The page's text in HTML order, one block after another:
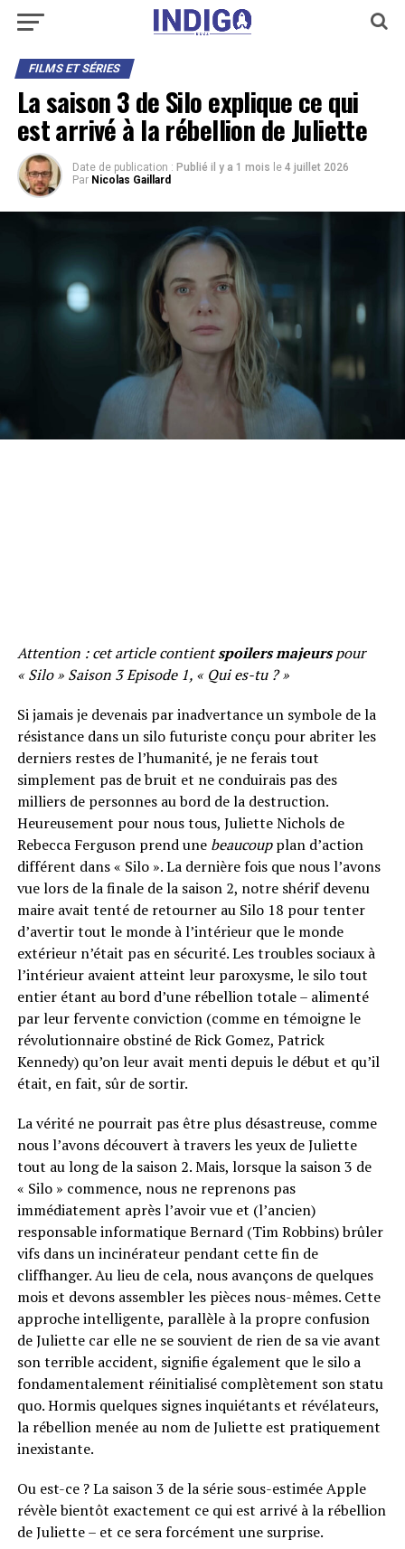
FILMS ET SÉRIES
La saison 3 de Silo explique ce qui
est arrivé à la rébellion de Juliette
Date de publication : Publié il y a 1 mois le 4 juillet 2026
Par Nicolas Gaillard
Attention : cet article contientspoilers majeurspour
« Silo » Saison 3 Episode 1, « Qui es-tu ? »
Si jamais je devenais par inadvertance un symbole de la
résistance dans un silo futuriste conçu pour abriter les
derniers restes de l’humanité, je ne ferais tout
simplement pas de bruit et ne conduirais pas des
milliers de personnes au bord de la destruction.
Heureusement pour nous tous, Juliette Nichols de
Rebecca Ferguson prend une beaucoupplan d’action
différent dans « Silo ». La dernière fois que nous l’avons
vue lors de la finale de la saison 2, notre shérif devenu
maire avait tenté de retourner au Silo 18 pour tenter
d’avertir tout le monde à l’intérieur que le monde
extérieur n’était pas en sécurité. Les troubles sociaux à
l’intérieur avaient atteint leur paroxysme, le silo tout
entier étant au bord d’une rébellion totale – alimenté
par leur fervente conviction (comme en témoigne le
révolutionnaire obstiné de Rick Gomez, Patrick
Kennedy) qu’on leur avait menti depuis le début et qu’il
était, en fait, sûr de sortir.
La vérité ne pourrait pas être plus désastreuse, comme
nous l’avons découvert à travers les yeux de Juliette
tout au long de la saison 2. Mais, lorsque la saison 3 de
« Silo » commence, nous ne reprenons pas
immédiatement après l’avoir vue et (l’ancien)
responsable informatique Bernard (Tim Robbins) brûler
vifs dans un incinérateur pendant cette fin de
cliffhanger. Au lieu de cela, nous avançons de quelques
mois et devons assembler les pièces nous-mêmes. Cette
approche intelligente, parallèle à la propre confusion
de Juliette car elle ne se souvient de rien de sa vie avant
son terrible accident, signifie également que le silo a
fondamentalement réinitialisé complètement son statu
quo. Hormis quelques signes inquiétants et révélateurs,
la rébellion menée au nom de Juliette est pratiquement
inexistante.
Ou est-ce ? La saison 3 de la série sous-estimée Apple
révèle bientôt exactement ce qui est arrivé à la rébellion
de Juliette – et ce sera forcément une surprise.